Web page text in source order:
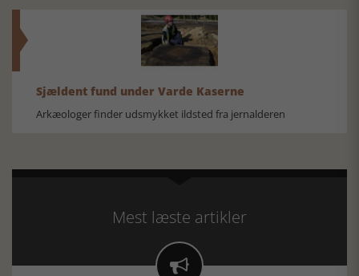
Sjældent fund under Varde Kaserne
Arkæologer finder udsmykket ildsted fra jernalderen
Mest læste artikler
